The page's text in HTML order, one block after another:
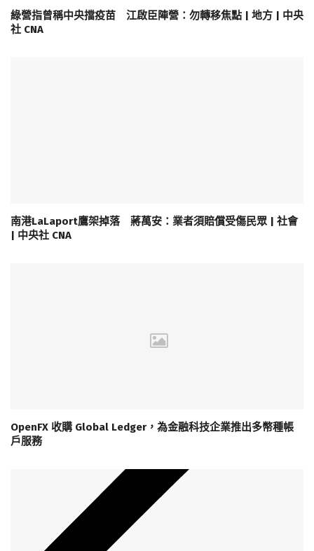
綠營指曾稱中央擋疫苗 江啟臣陣營：勿轉移焦點 | 地方 | 中央
社 CNA
南港LaLaport鷹架掉落 蔣萬安：業者須賠償受傷民眾 | 社會
| 中央社 CNA
OpenFX 收購 Global Ledger，為金融科技企業推出多幣種帳
戶服務